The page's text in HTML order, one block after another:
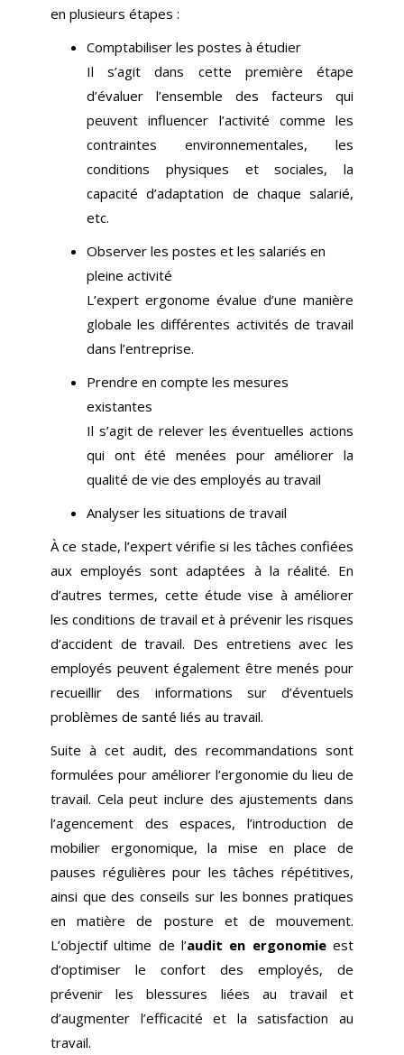
en plusieurs étapes :
Comptabiliser les postes à étudier
Il s’agit dans cette première étape
d’évaluer l’ensemble des facteurs qui
peuvent influencer l’activité comme les
contraintes environnementales, les
conditions physiques et sociales, la
capacité d’adaptation de chaque salarié,
etc.
Observer les postes et les salariés en
pleine activité
L’expert ergonome évalue d’une manière
globale les différentes activités de travail
dans l’entreprise.
Prendre en compte les mesures
existantes
Il s’agit de relever les éventuelles actions
qui ont été menées pour améliorer la
qualité de vie des employés au travail
Analyser les situations de travail
À ce stade, l’expert vérifie si les tâches confiées
aux employés sont adaptées à la réalité. En
d’autres termes, cette étude vise à améliorer
les conditions de travail et à prévenir les risques
d’accident de travail. Des entretiens avec les
employés peuvent également être menés pour
recueillir des informations sur d’éventuels
problèmes de santé liés au travail.
Suite à cet audit, des recommandations sont
formulées pour améliorer l’ergonomie du lieu de
travail. Cela peut inclure des ajustements dans
l’agencement des espaces, l’introduction de
mobilier ergonomique, la mise en place de
pauses régulières pour les tâches répétitives,
ainsi que des conseils sur les bonnes pratiques
en matière de posture et de mouvement.
L’objectif ultime de l’audit en ergonomieest
d’optimiser le confort des employés, de
prévenir les blessures liées au travail et
d’augmenter l’efficacité et la satisfaction au
travail.